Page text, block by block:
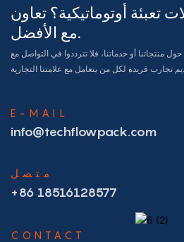
تعبئة أوتوماتيكية؟ تعاون
مع الأفضل.
منتجاتنا أو خدماتنا، فلا تترددوا في التواصل مع
E-MAIL
info@techflowpack.com
متصل
+86 18516128577
CONTACT